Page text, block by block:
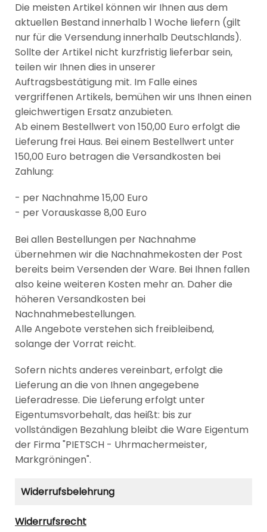
Die meisten Artikel können wir Ihnen aus dem
aktuellen Bestand innerhalb 1 Woche liefern (gilt
nur für die Versendung innerhalb Deutschlands).
Sollte der Artikel nicht kurzfristig lieferbar sein,
teilen wir Ihnen dies in unserer
Auftragsbestätigung mit. Im Falle eines
vergriffenen Artikels, bemühen wir uns Ihnen einen
gleichwertigen Ersatz anzubieten.
Ab einem Bestellwert von 150,00 Euro erfolgt die
Lieferung frei Haus. Bei einem Bestellwert unter
150,00 Euro betragen die Versandkosten bei
Zahlung:
- per Nachnahme 15,00 Euro
- per Vorauskasse 8,00 Euro
Bei allen Bestellungen per Nachnahme
übernehmen wir die Nachnahmekosten der Post
bereits beim Versenden der Ware. Bei Ihnen fallen
also keine weiteren Kosten mehr an. Daher die
höheren Versandkosten bei
Nachnahmebestellungen.
Alle Angebote verstehen sich freibleibend,
solange der Vorrat reicht.
Sofern nichts anderes vereinbart, erfolgt die
Lieferung an die von Ihnen angegebene
Lieferadresse. Die Lieferung erfolgt unter
Eigentumsvorbehalt, das heißt: bis zur
vollständigen Bezahlung bleibt die Ware Eigentum
der Firma "PIETSCH - Uhrmachermeister,
Markgröningen".
Widerrufsbelehrung
Widerrufsrecht